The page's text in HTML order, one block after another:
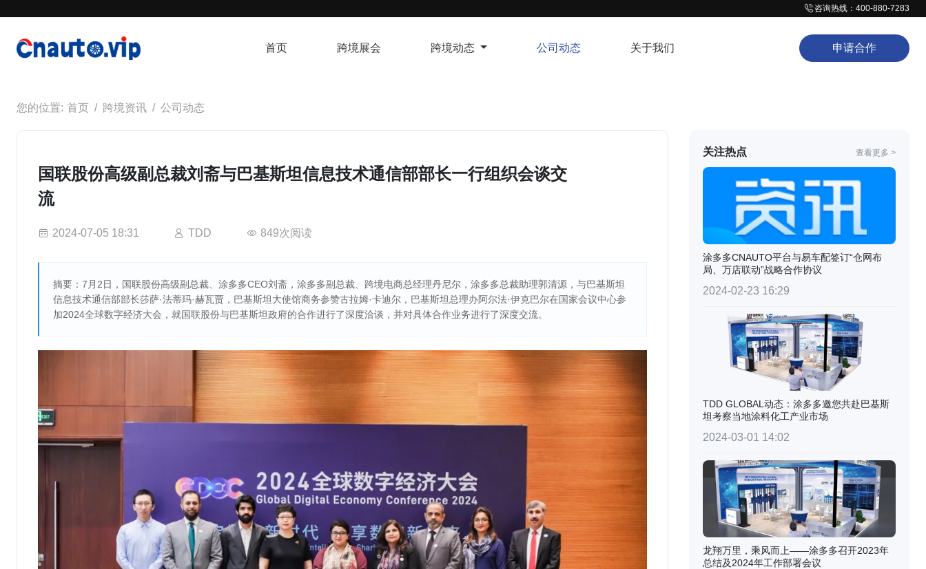
咨询热线：400-880-7283
首页 跨境展会 跨境动态 公司动态 关于我们 申请合作
首页 跨境资讯 公司动态
国联股份高级副总裁刘斋与巴基斯坦信息技术通信部部长一行组织会谈交
流
2024-07-05 18:31 TDD 849次阅读
摘要：7月2日，国联股份高级副总裁、涂多多CEO刘斋，涂多多副总裁、跨境电商总经理丹尼尔，涂多多总裁助理郭清源，与巴基斯坦
信息技术通信部部长莎萨·法蒂玛·赫瓦贾，巴基斯坦大使馆商务参赞古拉姆·卡迪尔，巴基斯坦总理办阿尔法·伊克巴尔在国家会议中心参
加2024全球数字经济大会，就国联股份与巴基斯坦政府的合作进行了深度洽谈，并对具体合作业务进行了深度交流。
关注热点 查看更多 >
涂多多CNAUTO平台与易车配签订“仓网布
局、万店联动”战略合作协议
2024-02-23 16:29
TDD GLOBAL动态：涂多多邀您共赴巴基斯
坦考察当地涂料化工产业市场
2024-03-01 14:02
龙翔万里，乘风而上——涂多多召开2023年
总结及2024年工作部署会议